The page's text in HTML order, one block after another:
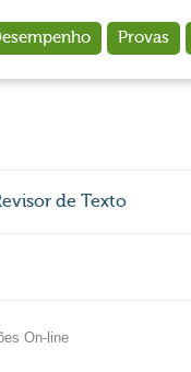
Provas
de Texto
On-line